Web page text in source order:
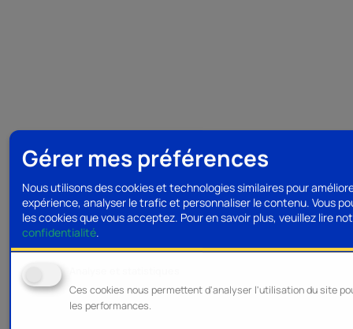
Gérer mes préférences
Nous utilisons des cookies et technologies similaires pour
expérience, analyser le trafic et personnaliser le contenu. Vous
les cookies que vous acceptez. Pour en savoir plus, veuillez lire
confidentialité.
Ces cookies nous permettent d'analyser l'utilisation du site
les performances.